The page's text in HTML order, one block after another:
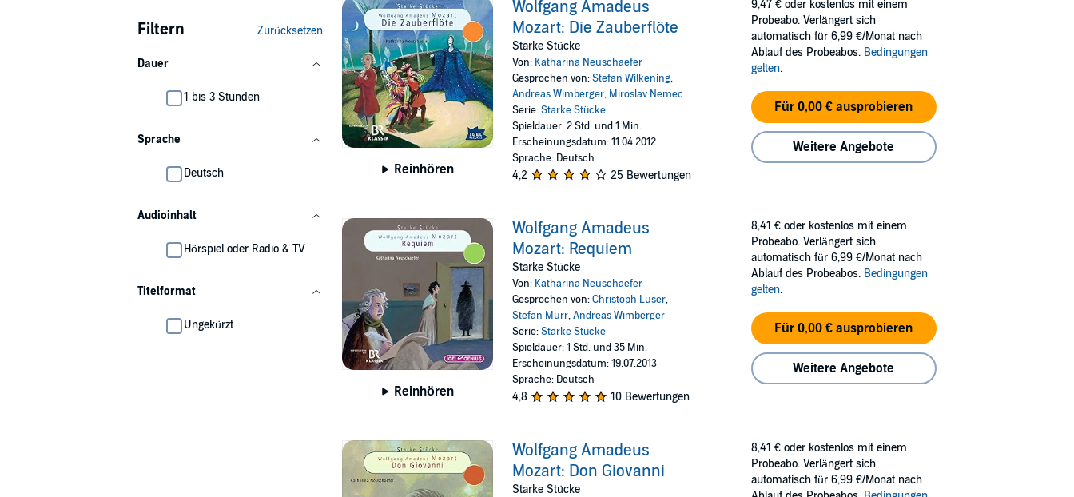
Filtern Zurücksetzen
Dauer
1 bis 3 Stunden
Sprache
Deutsch
Audioinhalt
Hörspiel oder Radio & TV
Titelformat
Ungekürzt
Reinhören
Wolfgang Amadeus
Mozart: Die Zauberflöte
Starke Stücke
Von: Katharina Neuschaefer
Gesprochen von:Stefan Wilkening,
Andreas Wimberger, Miroslav Nemec
Serie:Starke Stücke
Spieldauer: 2 Std. und 1 Min.
Erscheinungsdatum: 11.04.2012
Sprache: Deutsch
4,2 25 Bewertungen
9,47 € oder kostenlos mit einem
Probeabo. Verlängert sich
automatisch für 6,99 €/Monat nach
Ablauf des Probeabos. Bedingungen
gelten.
Für 0,00 € ausprobieren
Weitere Angebote
Reinhören
Wolfgang Amadeus
Mozart: Requiem
Starke Stücke
Von: Katharina Neuschaefer
Gesprochen von:Christoph Luser,
Stefan Murr,Andreas Wimberger
Serie:Starke Stücke
Spieldauer: 1 Std. und 35 Min.
Erscheinungsdatum: 19.07.2013
Sprache: Deutsch
4,8 10 Bewertungen
8,41 € oder kostenlos mit einem
Probeabo. Verlängert sich
automatisch für 6,99 €/Monat nach
Ablauf des Probeabos. Bedingungen
gelten.
Für 0,00 € ausprobieren
Weitere Angebote
Wolfgang Amadeus
Mozart: Don Giovanni
Starke Stücke
8,41 € oder kostenlos mit einem
Probeabo. Verlängert sich
automatisch für 6,99 €/Monat nach